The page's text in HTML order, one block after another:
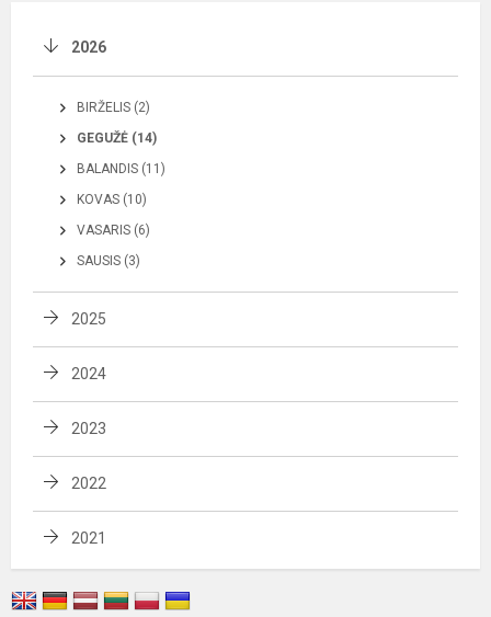
2026
BIRŽELIS (2)
GEGUŽĖ (14)
BALANDIS (11)
KOVAS (10)
VASARIS (6)
SAUSIS (3)
2025
2024
2023
2022
2021